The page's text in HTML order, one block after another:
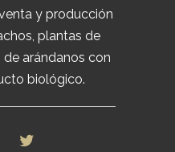
y producción
plantas de
arándanos con
biológico.